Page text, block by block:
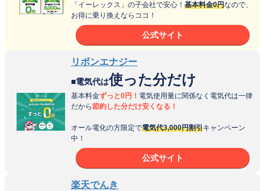
「イーレックス」の子会社で安心！ 基本料金0円なので、
お得に乗り換えならココ！
公式サイト
リボンエナジー
■電気代は使った分だけ
基本料金ずっと0円！ 電気使用量に関係なく電気代は一律
だから節約した分だけ安くなる！
オール電化の方限定で電気代3,000円割引キャンペーン
中！
公式サイト
楽天でんき